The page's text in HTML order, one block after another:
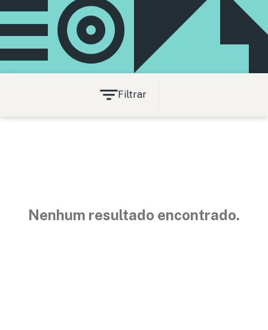
Filtrar
Nenhum resultado encontrado.